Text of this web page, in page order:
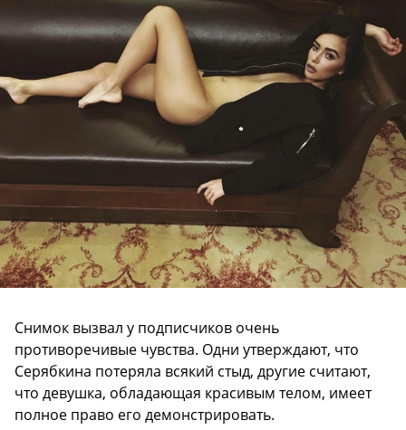
Снимок вызвал у подписчиков очень
противоречивые чувства. Одни утверждают, что
Серябкина потеряла всякий стыд, другие считают,
что девушка, обладающая красивым телом, имеет
полное право его демонстрировать.